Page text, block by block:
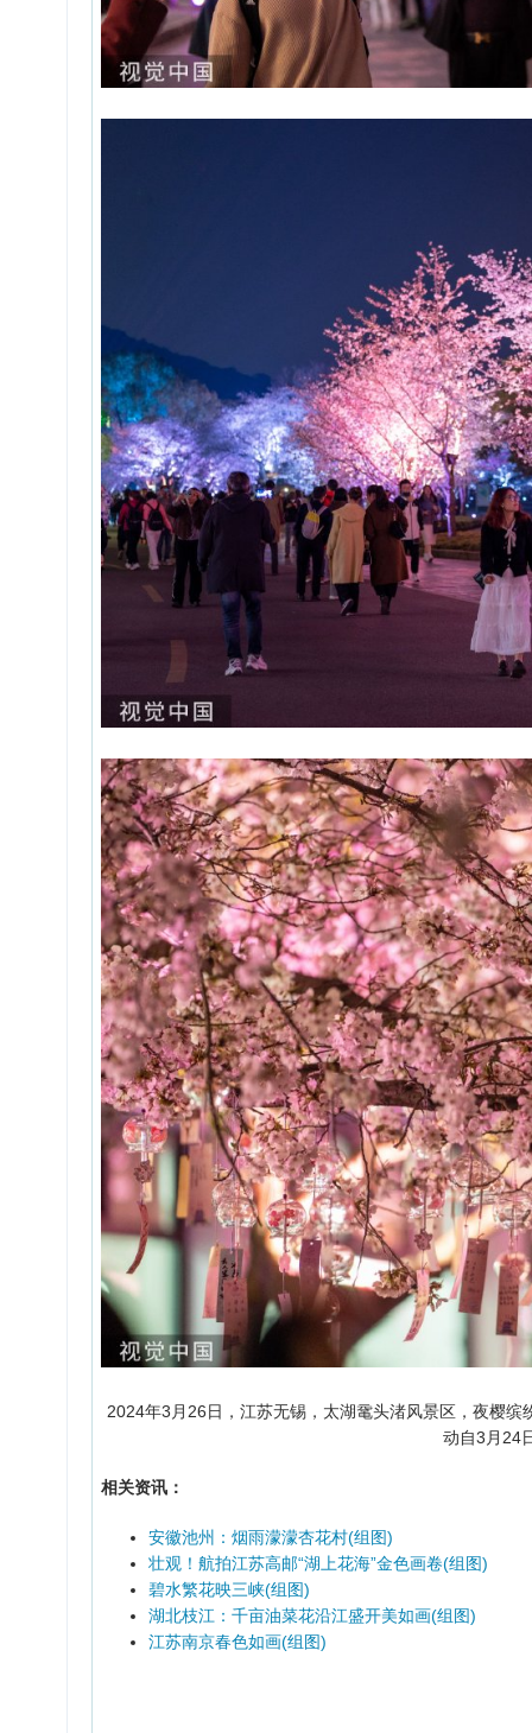
2024年3月26日，江苏无锡，太湖鼋头渚风景区，夜樱
动自3月24
相关资讯：
安徽池州：烟雨濛濛杏花村(组图)
壮观！航拍江苏高邮“湖上花海”金色画卷(组图)
碧水繁花映三峡(组图)
湖北枝江：千亩油菜花沿江盛开美如画(组图)
江苏南京春色如画(组图)